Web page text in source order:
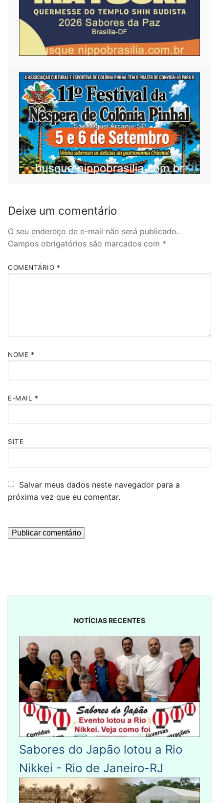
Deixe um comentário
O seu endereço de e-mail não será publicado.
Campos obrigatórios são marcados com *
COMENTÁRIO *
NOME *
E-MAIL *
SITE
Salvar meus dados neste navegador para a
próxima vez que eu comentar.
NOTÍCIAS RECENTES
Sabores do Japão lotou a Rio
Nikkei - Rio de Janeiro-RJ